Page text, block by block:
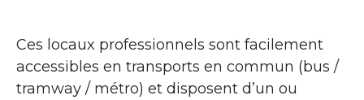
Ces locaux professionnels sont facilement
accessibles en transports en commun (bus /
tramway / métro) et disposent d’un ou